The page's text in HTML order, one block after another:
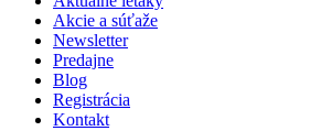
Akcie a súťaže
Newsletter
Predajne
Blog
Registrácia
Kontakt